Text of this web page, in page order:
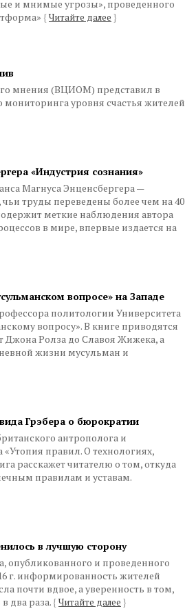
и мнимые угрозы», проведенного
{ Читайте далее }
мнения (ВЦИОМ) представил в
уровня счастья жителей
«Индустрия сознания»
Магнуса Энценсбергера —
труды переведены более чем на 40
меткие наблюдения автора
в мире, впервые издается на
вопросе» на Западе
политологии Университета
вопросу». В книге приводятся
Джона Ролза до Славоя Жижека, а
жизни мусульман и
Грэбера о бюрократии
антрополога и
правил. О технологиях,
расскажет читателю о том, откуда
правилам и уставам.
в лучшую сторону
опубликованного и проведенного
г. информированность жителей
почти вдвое, а уверенность в том,
два раза. { Читайте далее }